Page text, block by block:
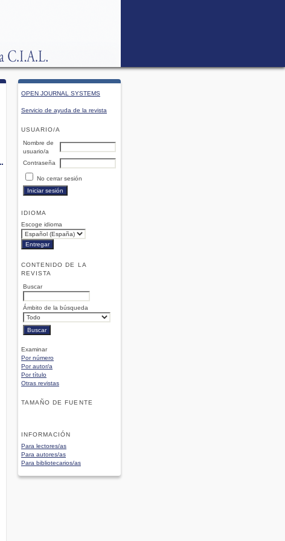
OPEN JOURNAL SYSTEMS
Servicio de ayuda de la revista
USUARIO/A
Nombre de
usuario/a
Contraseña
No cerrar sesión
IDIOMA
Escoge idioma
CONTENIDO DE LA
REVISTA
Buscar
Ámbito de la búsqueda
Examinar
Por número
Por autor/a
Por título
Otras revistas
TAMAÑO DE FUENTE
INFORMACIÓN
Para lectores/as
Para autores/as
Para bibliotecarios/as